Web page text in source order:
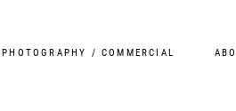
/ COMMERCIAL